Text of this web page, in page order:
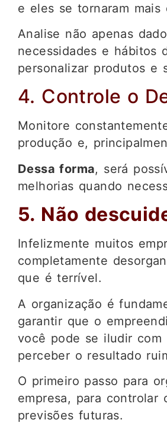
e eles se tornaram mais
Analise não apenas
necessidades e hábitos
personalizar produtos e
4. Controle o
Monitore
produção e,
Dessa forma, será
melhorias quando
5. Não
Infelizmente muitos
completamente
que é terrível.
A organização é
garantir que o
você pode se iludir com
perceber o resultado
O primeiro passo para
empresa, para controlar
previsões futuras.